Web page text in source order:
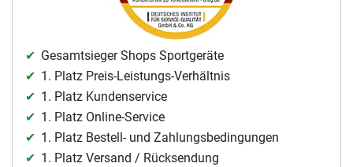
Gesamtsieger Shops Sportgeräte
1. Platz Preis-Leistungs-Verhältnis
1. Platz Kundenservice
1. Platz Online-Service
1. Platz Bestell- und Zahlungsbedingungen
1. Platz Versand / Rücksendung